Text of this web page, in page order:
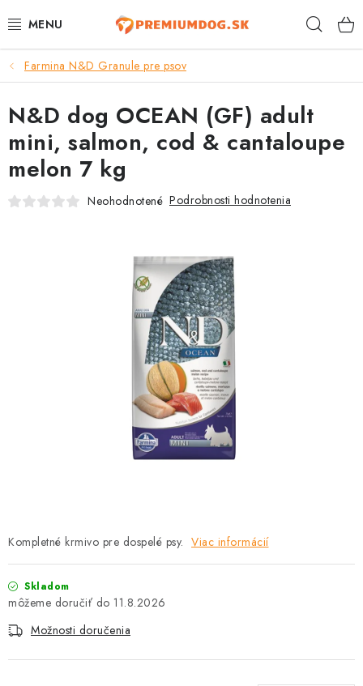
na
TOP 100 PRODUKTOV
NOVINKY
AKCIE
ÚTULKY
HOSPODÁRSKE ZVIERATÁ
VONKAJŠIE VTÁCTVO
Kontakty Predajňa Útulky Bonusový program
Farmina N&D Granule pre psov
Kompletné krmivo pre dospelé psy. Viac informácií
Skladom
11.8.2026
Možnosti doručenia
N&D dog OCEAN (GF) adult
mini, salmon, cod & cantaloupe
melon 7 kg
Neohodnotené Podrobnosti hodnotenia